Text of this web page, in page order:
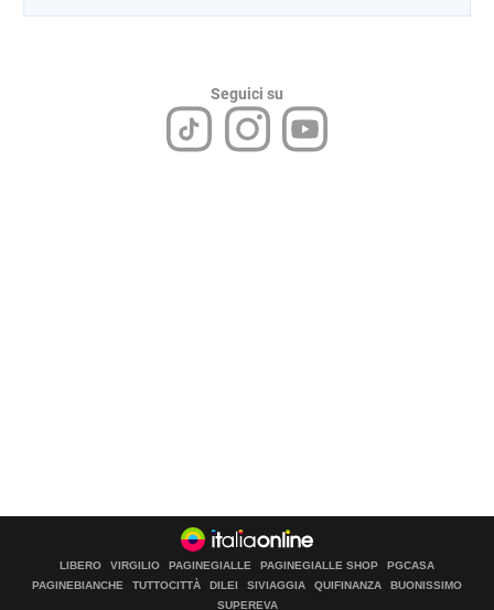
Seguici su
LIBERO VIRGILIO PAGINEGIALLE PAGINEGIALLE SHOP
PGCASA
PAGINEBIANCHE
TUTTOCITTÀ DILEI SIVIAGGIA QUIFINANZA
BUONISSIMO
SUPEREVA